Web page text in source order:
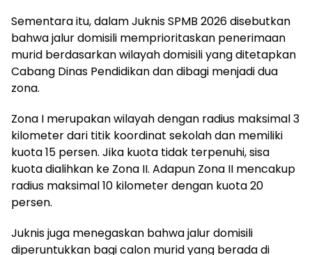
Sementara itu, dalam Juknis SPMB 2026 disebutkan
bahwa jalur domisili memprioritaskan penerimaan
murid berdasarkan wilayah domisili yang ditetapkan
Cabang Dinas Pendidikan dan dibagi menjadi dua
zona.
Zona I merupakan wilayah dengan radius maksimal 3
kilometer dari titik koordinat sekolah dan memiliki
kuota 15 persen. Jika kuota tidak terpenuhi, sisa
kuota dialihkan ke Zona II. Adapun Zona II mencakup
radius maksimal 10 kilometer dengan kuota 20
persen.
Juknis juga menegaskan bahwa jalur domisili
diperuntukkan bagi calon murid yang berada di